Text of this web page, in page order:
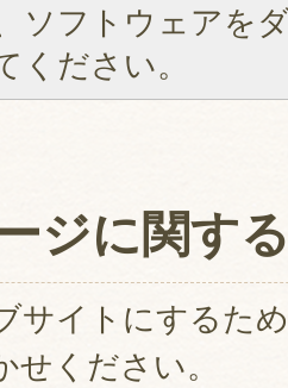
ソフトウェアを
ください。
ジに関す
サイトにするた
せください。